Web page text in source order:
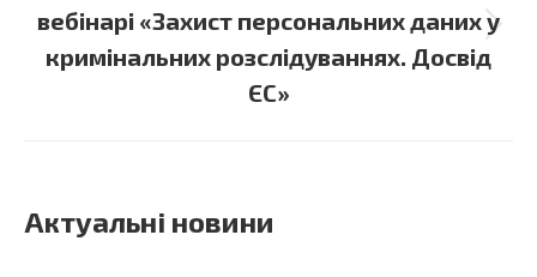
Next
post:
вебінарі «Захист персональних даних у
кримінальних розслідуваннях. Досвід
ЄС»
Актуальні новини